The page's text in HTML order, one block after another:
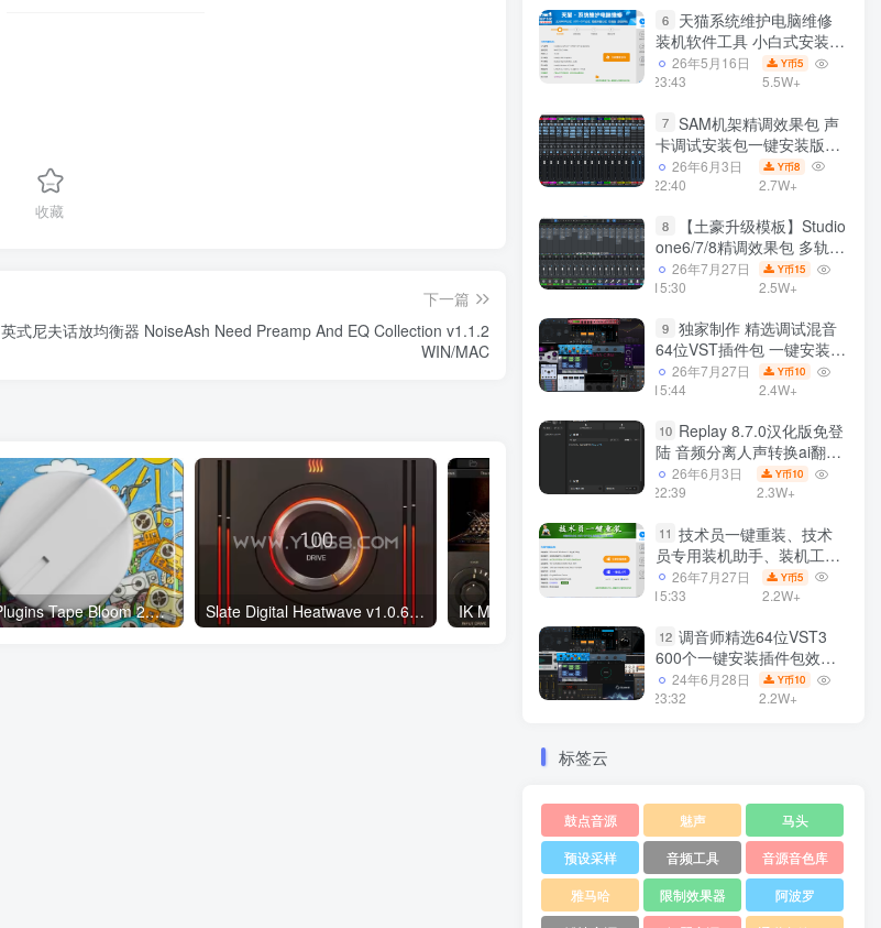
收藏
下一篇
英式尼夫话放均衡器 NoiseAsh Need Preamp And EQ Collection v1.1.2
WIN/MAC
Turnt Plugins Tape Bloom 2.01 WiN Slate Digital Heatwave v1.0.6 ARM MacOS
6
天猫系统维护电脑维修
装机软件工具 小白式安装
完全一键安装系统 电脑系统
装机软件 一键重装系统
26年5月16日
23:43
Y币5
5.5W+
7 SAM机架精调效果包 声
卡调试安装包一键安装版模
板 带插件预设效果文件
26年6月3日
22:40
Y币8
2.7W+
8
【土豪升级模板】Studio
one6/7/8精调效果包 多轨道
效果模式可选 声卡调试好预
设模板 带插件全套文件
26年7月27日
15:30
Y币15
2.5W+
9 独家制作 精选调试混音
64位VST插件包 一键安装
600个效果器合集v2.0 WiN
支持定制
26年7月27日
15:44
Y币10
2.4W+
10 Replay 8.7.0汉化版免登
陆 音频分离人声转换ai翻唱
支持50系显卡 一键安装
WiN
26年6月3日
22:39
Y币10
2.3W+
11 技术员一键重装、技术
员专用装机助手、装机工
具、电脑系统装机软件丶一
键安装系统
26年7月27日
15:33
Y币5
2.2W+
12 调音师精选64位VST3
600个一键安装插件包效果
器集合10G WiN
24年6月28日
23:32
Y币10
2.2W+
标签云
鼓点音源 魅声
马头
预设采样
音频工具
音源音色库
雅马哈
限制效果器
阿波罗